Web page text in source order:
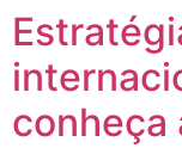
conheça